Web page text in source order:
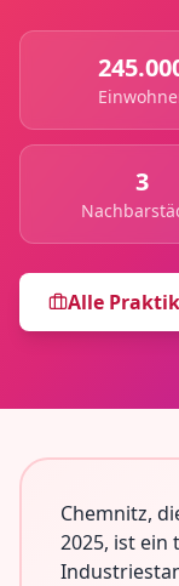
3
Alle
Chemnitz,
2025, ist